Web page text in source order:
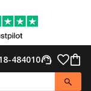
support_agent
484010